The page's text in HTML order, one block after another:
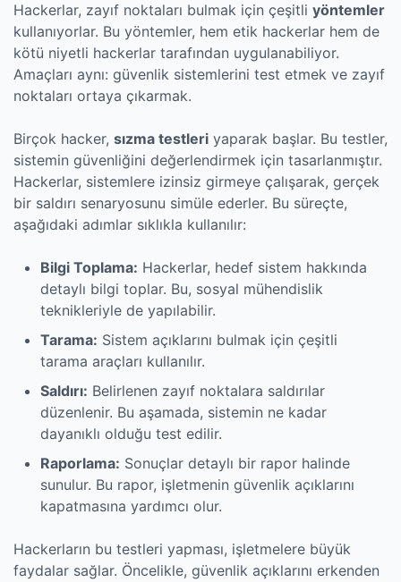
Hackerlar, zayıf noktaları bulmak için çeşitli yöntemler
kullanıyorlar. Bu yöntemler, hem etik hackerlar hem de
kötü niyetli hackerlar tarafından uygulanabiliyor.
Amaçları aynı: güvenlik sistemlerini test etmek ve zayıf
noktaları ortaya çıkarmak.
Birçok hacker, sızma testleri yaparak başlar. Bu testler,
sistemin güvenliğini değerlendirmek için tasarlanmıştır.
Hackerlar, sistemlere izinsiz girmeye çalışarak, gerçek
bir saldırı senaryosunu simüle ederler. Bu süreçte,
aşağıdaki adımlar sıklıkla kullanılır:
Bilgi Toplama: Hackerlar, hedef sistem hakkında
detaylı bilgi toplar. Bu, sosyal mühendislik
teknikleriyle de yapılabilir.
Tarama: Sistem açıklarını bulmak için çeşitli
tarama araçları kullanılır.
Saldırı: Belirlenen zayıf noktalara saldırılar
düzenlenir. Bu aşamada, sistemin ne kadar
dayanıklı olduğu test edilir.
Raporlama: Sonuçlar detaylı bir rapor halinde
sunulur. Bu rapor, işletmenin güvenlik açıklarını
kapatmasına yardımcı olur.
Hackerların bu testleri yapması, işletmelere büyük
faydalar sağlar. Öncelikle, güvenlik açıklarını erkenden